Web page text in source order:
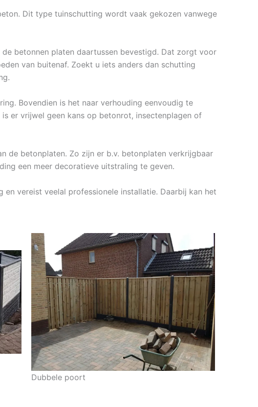
Dit type tuinschutting wordt vaak gekozen vanwege
betonnen platen daartussen bevestigd. Dat zorgt voor
van buitenaf. Zoekt u iets anders dan schutting
Bovendien is het naar verhouding eenvoudig te
er vrijwel geen kans op betonrot, insectenplagen of
de betonplaten. Zo zijn er b.v. betonplaten verkrijgbaar
een meer decoratieve uitstraling te geven.
vereist veelal professionele installatie. Daarbij kan het
Dubbele poort